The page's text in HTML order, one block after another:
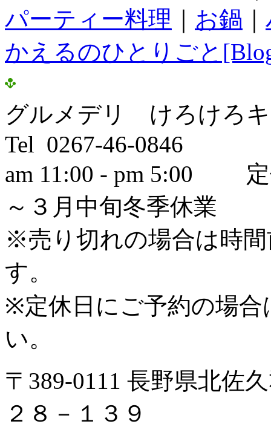
パーティー料理
お鍋
かえるのひとりごと
グルメデリ けろけろ
Tel 0267-46-0846
am 11:00 - pm 5:00
～３月中旬冬季休業
※売り切れの場合は時
す。
※定休日にご予約の場合
い。
〒389-0111 長野県北佐
２８－１３９